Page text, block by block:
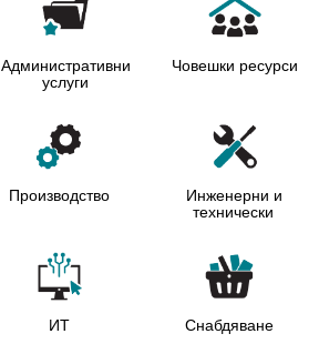
Административни
услуги
Човешки ресурси
Производство
Инженерни и
технически
ИТ Снабдяване